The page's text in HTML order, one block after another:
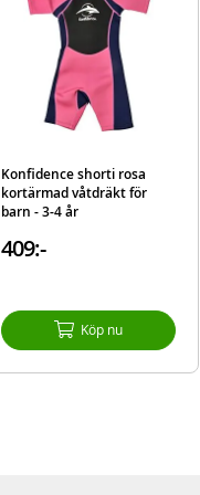
Konfidence shorti rosa
kortärmad våtdräkt för
barn - 3-4 år
409:-
Köp nu